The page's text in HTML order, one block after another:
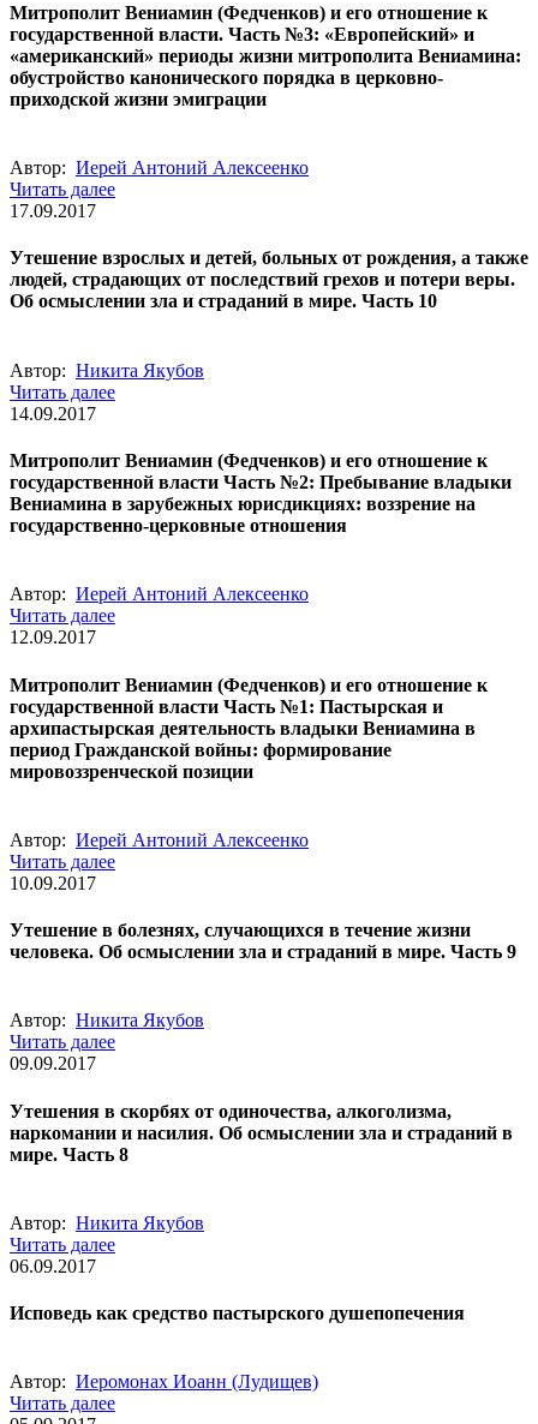
Митрополит Вениамин (Федченков) и его отношение к
государственной власти. Часть №3: «Европейский» и
«американский» периоды жизни митрополита Вениамина:
обустройство канонического порядка в церковно-
приходской жизни эмиграции
Автор: Иерей Антоний Алексеенко
Читать далее
17.09.2017
Утешение взрослых и детей, больных от рождения, а также
людей, страдающих от последствий грехов и потери веры.
Об осмыслении зла и страданий в мире. Часть 10
Автор: Никита Якубов
Читать далее
14.09.2017
Митрополит Вениамин (Федченков) и его отношение к
государственной власти Часть №2: Пребывание владыки
Вениамина в зарубежных юрисдикциях: воззрение на
государственно-церковные отношения
Автор: Иерей Антоний Алексеенко
Читать далее
12.09.2017
Митрополит Вениамин (Федченков) и его отношение к
государственной власти Часть №1: Пастырская и
архипастырская деятельность владыки Вениамина в
период Гражданской войны: формирование
мировоззренческой позиции
Автор: Иерей Антоний Алексеенко
Читать далее
10.09.2017
Утешение в болезнях, случающихся в течение жизни
человека. Об осмыслении зла и страданий в мире. Часть 9
Автор: Никита Якубов
Читать далее
09.09.2017
Утешения в скорбях от одиночества, алкоголизма,
наркомании и насилия. Об осмыслении зла и страданий в
мире. Часть 8
Автор: Никита Якубов
Читать далее
06.09.2017
Исповедь как средство пастырского душепопечения
Автор: Иеромонах Иоанн (Лудищев)
Читать далее